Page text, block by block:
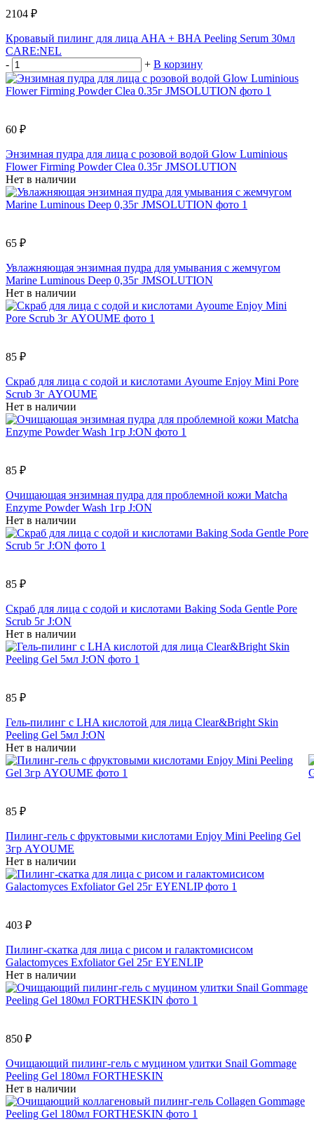
2104 ₽
Кровавый пилинг для лица AHA + BHA Peeling Serum 30мл
CARE:NEL
-
+ В корзину
60 ₽
Энзимная пудра для лица с розовой водой Glow Luminious
Flower Firming Powder Clea 0.35г JMSOLUTION
Нет в наличии
65 ₽
Увлажняющая энзимная пудра для умывания с жемчугом
Marine Luminous Deep 0,35г JMSOLUTION
Нет в наличии
85 ₽
Скраб для лица с содой и кислотами Ayoume Enjoy Mini Pore
Scrub 3г AYOUME
Нет в наличии
85 ₽
Очищающая энзимная пудра для проблемной кожи Matcha
Enzyme Powder Wash 1гр J:ON
Нет в наличии
85 ₽
Скраб для лица с содой и кислотами Baking Soda Gentle Pore
Scrub 5г J:ON
Нет в наличии
85 ₽
Гель-пилинг с LHA кислотой для лица Clear&Bright Skin
Peeling Gel 5мл J:ON
Нет в наличии
85 ₽
Пилинг-гель с фруктовыми кислотами Enjoy Mini Peeling Gel
3гр AYOUME
Нет в наличии
403 ₽
Пилинг-скатка для лица с рисом и галактомисисом
Galactomyces Exfoliator Gel 25г EYENLIP
Нет в наличии
850 ₽
Очищающий пилинг-гель с муцином улитки Snail Gommage
Peeling Gel 180мл FORTHESKIN
Нет в наличии